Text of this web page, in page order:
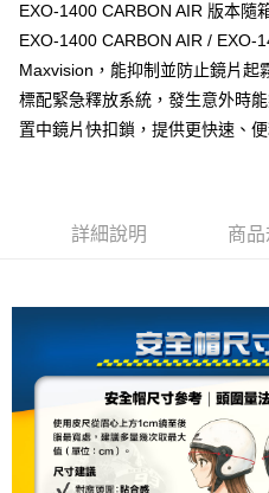
1.本服務係由「台灣大哥大股份有限
用戶於交易時，得透過本服務購買商
買賣價金債權讓與本公司後，依約使
資料（包含姓名、電話或地址）提供
由本公司與您本人進行分期帳單所需
ATM／網路銀行／等多元方式進行付
※ 請注意：結帳手續完成當下不需立
購買商品的店家。未經商家同意取消
後付繳納相關費用。
※ 交易是否成功請以「AFTEE先享後
客戶支援中心」https://
易，需依本服務之必要範圍內提供個
權轉讓予恩沛科技股份有限公司。
３．未成年的使用者請事先徵得法定
「AFTEE先享後付」，若未經同意申
４．使用「AFTEE先享後付」時，將
時審查核予不同之上限額度；若仍有
請求用戶進行身份認證。
５．嚴禁一人註冊多個帳號或使用他
恩沛科技股份有限公司將有權停止該
7-11取貨付款
每筆NT$80，滿NT$1,999(含以上
付款後7-11取貨
每筆NT$80，滿NT$1,999(含以
EXO-1400 CARBON AIR 版本隨
EXO-1400 CARBON AIR / EXO-
Maxvision，能抑制並防止鏡片起
標配緊急釋放系統，發生意外時
置中鏡片快扣鎖，提供更快速、
詳細說明 商